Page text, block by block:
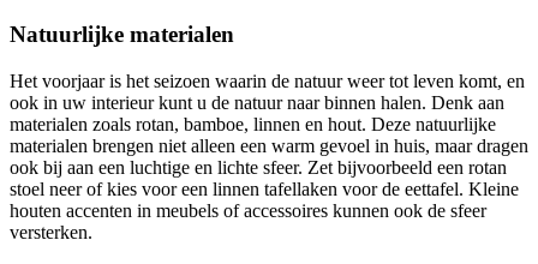
Natuurlijke materialen
Het voorjaar is het seizoen waarin de natuur weer tot leven komt, en
ook in uw interieur kunt u de natuur naar binnen halen. Denk aan
materialen zoals rotan, bamboe, linnen en hout. Deze natuurlijke
materialen brengen niet alleen een warm gevoel in huis, maar dragen
ook bij aan een luchtige en lichte sfeer. Zet bijvoorbeeld een rotan
stoel neer of kies voor een linnen tafellaken voor de eettafel. Kleine
houten accenten in meubels of accessoires kunnen ook de sfeer
versterken.